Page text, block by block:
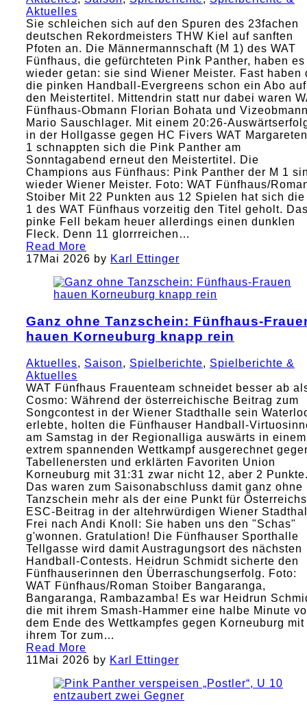
Aktuelles
Sie schleichen sich auf den Spuren des 23fachen
deutschen Rekordmeisters THW Kiel auf sanften
Pfoten an. Die Männermannschaft (M 1) des WAT
Fünfhaus, die gefürchteten Pink Panther, haben es
wieder getan: sie sind Wiener Meister. Fast haben
die pinken Handball-Evergreens schon ein Abo auf
den Meistertitel. Mittendrin statt nur dabei waren
Fünfhaus-Obmann Florian Bohata und
Mario Sauschlager. Mit einem 20:26-
in der Hollgasse gegen HC Fivers WAT
1 schnappten sich die Pink Panther am
Sonntagabend erneut den Meistertitel. Die
Champions aus Fünfhaus: Pink Panther der M 1
wieder Wiener Meister. Foto: WAT Fünfhaus/
Stoiber Mit 22 Punkten aus 12 Spielen hat sich die
1 des WAT Fünfhaus vorzeitig den Titel geholt.
pinke Fell bekam heuer allerdings einen dunklen
Fleck. Denn 11 glorrreichen…
Read More
17Mai 2026 by Karl Ettinger
Ganz ohne Tanzschein: Fünfhaus-
hauen Korneuburg knapp rein
Aktuelles, Saison, Spielberichte, Spielberichte &
Aktuelles
WAT Fünfhaus Frauenteam schneidet besser ab
Cosmo: Während der österreichische Beitrag zum
Songcontest in der Wiener Stadthalle sein
erlebte, holten die Fünfhauser Handball-
am Samstag in der Regionalliga auswärts in einem
extrem spannenden Wettkampf ausgerechnet
Tabellenersten und erklärten Favoriten Union
Korneuburg mit 31:31 zwar nicht 12, aber 2
Das waren zum Saisonabschluss damit ganz ohne
Tanzschein mehr als der eine Punkt für Österreichs
ESC-Beitrag in der altehrwürdigen Wiener
Frei nach Andi Knoll: Sie haben uns den "Schas"
g'wonnen. Gratulation! Die Fünfhauser Sporthalle
Tellgasse wird damit Austragungsort des nächsten
Handball-Contests. Heidrun Schmidt sicherte den
Fünfhauserinnen den Überraschungserfolg. Foto:
WAT Fünfhaus/Roman Stoiber Bangaranga,
Bangaranga, Rambazamba! Es war Heidrun
die mit ihrem Smash-Hammer eine halbe Minute
dem Ende des Wettkampfes gegen Korneuburg mit
ihrem Tor zum…
Read More
11 Mai 2026 by Karl Ettinger